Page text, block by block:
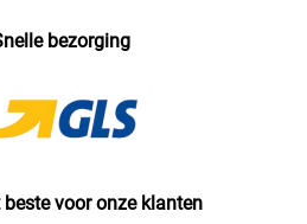
bezorging
beste voor onze klanten